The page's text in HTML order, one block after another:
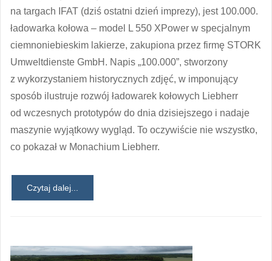
na targach IFAT (dziś ostatni dzień imprezy), jest 100.000.
ładowarka kołowa – model L 550 XPower w specjalnym
ciemnoniebieskim lakierze, zakupiona przez firmę STORK
Umweltdienste GmbH. Napis „100.000”, stworzony
z wykorzystaniem historycznych zdjęć, w imponujący
sposób ilustruje rozwój ładowarek kołowych Liebherr
od wczesnych prototypów do dnia dzisiejszego i nadaje
maszynie wyjątkowy wygląd. To oczywiście nie wszystko,
co pokazał w Monachium Liebherr.
Czytaj dalej...